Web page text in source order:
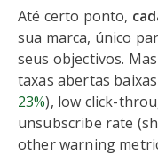
Até certo ponto,
sua marca, único
seus objectivos.
taxas abertas
23%), low click-
unsubscribe rate
other warning